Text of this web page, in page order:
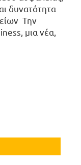
δυνατότητα
Την
μια νέα,